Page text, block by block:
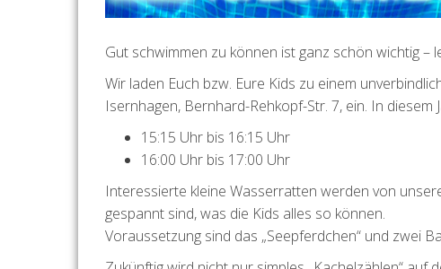
Gut schwimmen zu können ist ganz schön wichtig –
Wir laden Euch bzw. Eure Kids zu einem
Isernhagen, Bernhard-Rehkopf-Str. 7, ein. In
15:15 Uhr bis 16:15 Uhr
16:00 Uhr bis 17:00 Uhr
Interessierte kleine Wasserratten werden von
gespannt sind, was die Kids alles so können.
Voraussetzung sind das „Seepferdchen“ und zwei